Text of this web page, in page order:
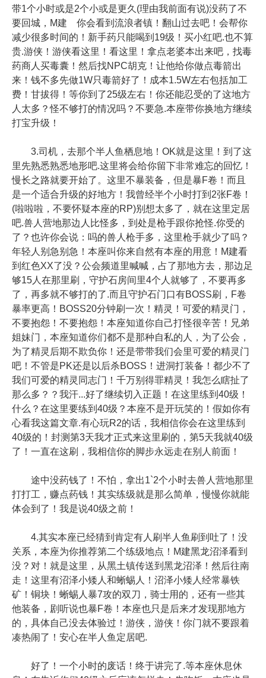
带1个小时或是2个小或是更久(理由我前面有说)没药了不
要回城，M建 你会看到流浪者镇！翻山过去吧！会帮你
减少很多时间的！新手药只能喝到19级！买小红吧.也不算
贵.游侠！游侠看这里！看这里！拿点老婆本出来吧，找毒
药商人买毒囊！然后找NPC胡克！让他给你做点毒箭出
来！钱不多先做1W只毒箭好了！成本1.5W左右包括加工
费！甘拔得！等你到了25级左右！你还能忍受的了这地方
人太多？怪不够打的情况吗？不要急.本座带你换地方继续
打宝升级！
3.司机，去那个半人鱼栖息地！OK就是这里！到了这
里先熟悉熟悉地形吧.这里将会给你留下非常难忘的回忆！
慢长之路就要开始了。这里不暴装备，但是暴F卷！而且
是一个适合升级的好地方！我曾经半个小时打到2张F卷！
(啦啦啦，不要怀疑本座的RP)别想太多了，就在这里定居
吧.兽人营地那边人比怪多，到处是枪手跟你抢怪.你受的
了？也许你会说：吗的兽人枪手多，这里枪手就少了吗？
年轻人别急别急！本座叫你来自然有本座的用意！M建看
到红色XX了没？公会频道里喊喊，占了那地方去，那边足
够15人在那里刷，守护石房间里4个人就够了，不要再多
了，再多就不够打的了.而且守护石门口有BOSS刷，F卷
暴率更高！BOSS20分钟刷一次！精灵！可爱的精灵门，
不要抱怨！不要抱怨！本座知道你自己打怪很辛苦！兄弟
姐妹门，本座知道你们都不是那种自私的人，为了公会，
为了精灵后期不欺负你！还是带带我们会里可爱的精灵门
吧！不管是PK还是以后杀BOSS！进洞打装备！都少不了
我们可爱的精灵同志门！千万别得罪精灵！我怎么瞎扯了
那么多？？我汗...好了继续切入正题！在这里练到40级！
什么？在这里要练到40级？本座不是开玩笑的！假如你有
心看我这篇文章.有心玩R2的话，我相信你会在这里练到
40级的！封测第3天我才正式来这里刷的，第5天我就40级
了！一直在这刷，我相信你的脚步永远走在别人前面！
途中没药钱了！不怕，拿出1`2个小时去兽人营地那里
打打工，赚点药钱！其实练级就是那么简单，慢慢你就能
体会到了！我是说40级之前！
4.其实本座已经猜到肯定有人刷半人鱼刷到吐了！没
关系，本座为你推荐第二个练级地点！M建黑龙沼泽看到
没？对！就是这里，从黑土镇传送到黑龙沼泽！然后往南
走！这里有沼泽小矮人和蜥蜴人！沼泽小矮人经常暴铁
矿！铜块！蜥蜴人暴7攻的双刀，骑士用的，还有一些其
他装备，剧听说也暴F卷！本座也只是后来才发现那地方
的，具体自己没去体验过！游侠，游侠！你门就不要跟着
凑热闹了！安心在半人鱼定居吧.
好了！一个小时的废话！终于讲完了.等本座休息休